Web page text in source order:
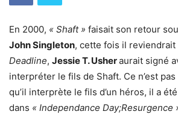
En 2000, « Shaft » faisait son retour
John Singleton, cette fois il reviendrait
Deadline, Jessie T. Usheraurait signé
interpréter le fils de Shaft. Ce n’est
qu’il interprète le fils d’un héros, il a
dans « Independance Day;Resurgence